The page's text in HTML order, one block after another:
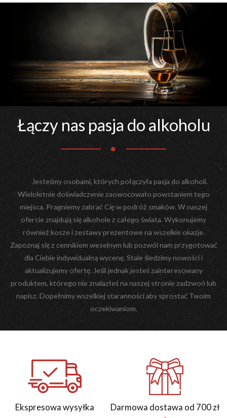
Łączy nas pasja do alkoholu
Jesteśmy osobami, których połączyła pasja do alkoholi.
Wieloletnie doświadczenie zaowocowało powstaniem tego
miejsca. Pragniemy zabrać Cię w podróż smaków. W naszej
ofercie znajdują się alkohole z całego świata. Wykonujemy
również kosze i zestawy prezentowe na wszelkie okazje.
Zapoznaj się z cennikiem weselnym lub pozwól nam przygotować
dla Ciebie indywidualną wycenę. Stale śledzimy nowości i
aktualizujemy ofertę. Jeśli jednak jesteś zainteresowany
produktem, którego nie znalazłeś na naszej stronie zadzwoń lub
napisz. Dopełnimy wszelkiej staranności aby sprostać Twoim
oczekiwaniom.
Ekspresowa wysyłka Darmowa dostawa od 700 zł